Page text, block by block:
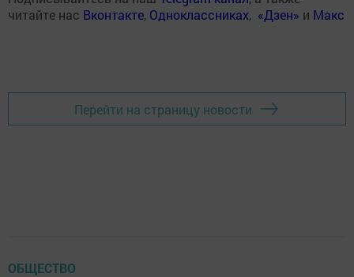
читайте нас Вконтакте, Одноклассниках, «Дзен» и Макс
Перейти на страницу новости
ОБЩЕСТВО